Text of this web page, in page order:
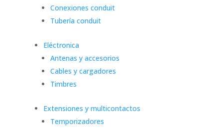
Conexiones conduit
Tubería conduit
Eléctronica
Antenas y accesorios
Cables y cargadores
Timbres
Extensiones y multicontactos
Temporizadores